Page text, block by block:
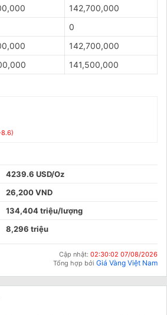
142,700,000
0
142,700,000
141,500,000
4239.6 USD/Oz
26,200 VND
134,404 triệu/lượng
8,296 triệu
Cập nhật: 02:30:02 07/08/2026
Tổng hợp bởi Giá Vàng Việt Nam